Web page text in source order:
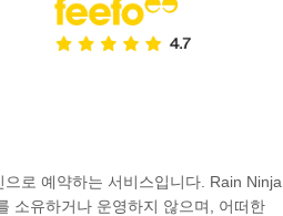
로 예약하는 서비스입니다. Rain Ninja
소유하거나 운영하지 않으며, 어떠한